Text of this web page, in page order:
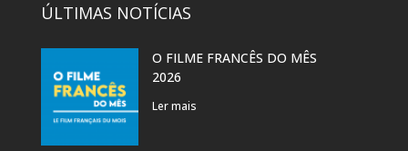
ÚLTIMAS NOTÍCIAS
O FILME FRANCÊS DO MÊS
2026
Ler mais